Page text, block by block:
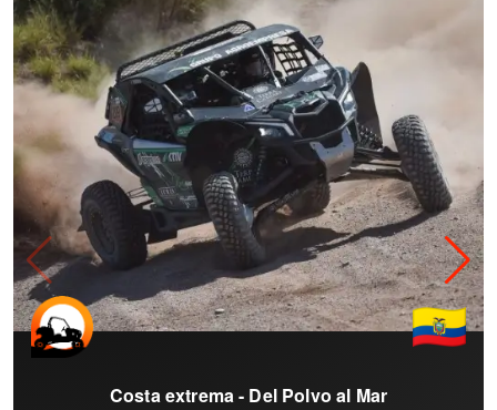
Costa extrema - Del Polvo al Mar